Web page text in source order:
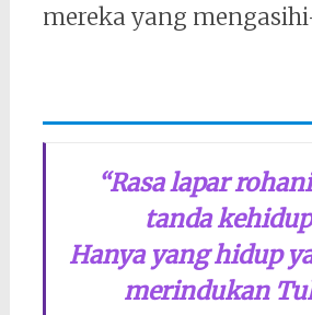
mereka yang
“Rasa lapar
tanda
Hanya yang hidup
merindukan